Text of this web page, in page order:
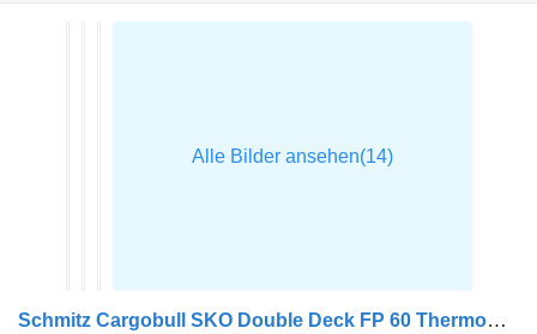
Schmitz Cargobull SKO Double Deck FP 60 ThermoKing SLXi 300